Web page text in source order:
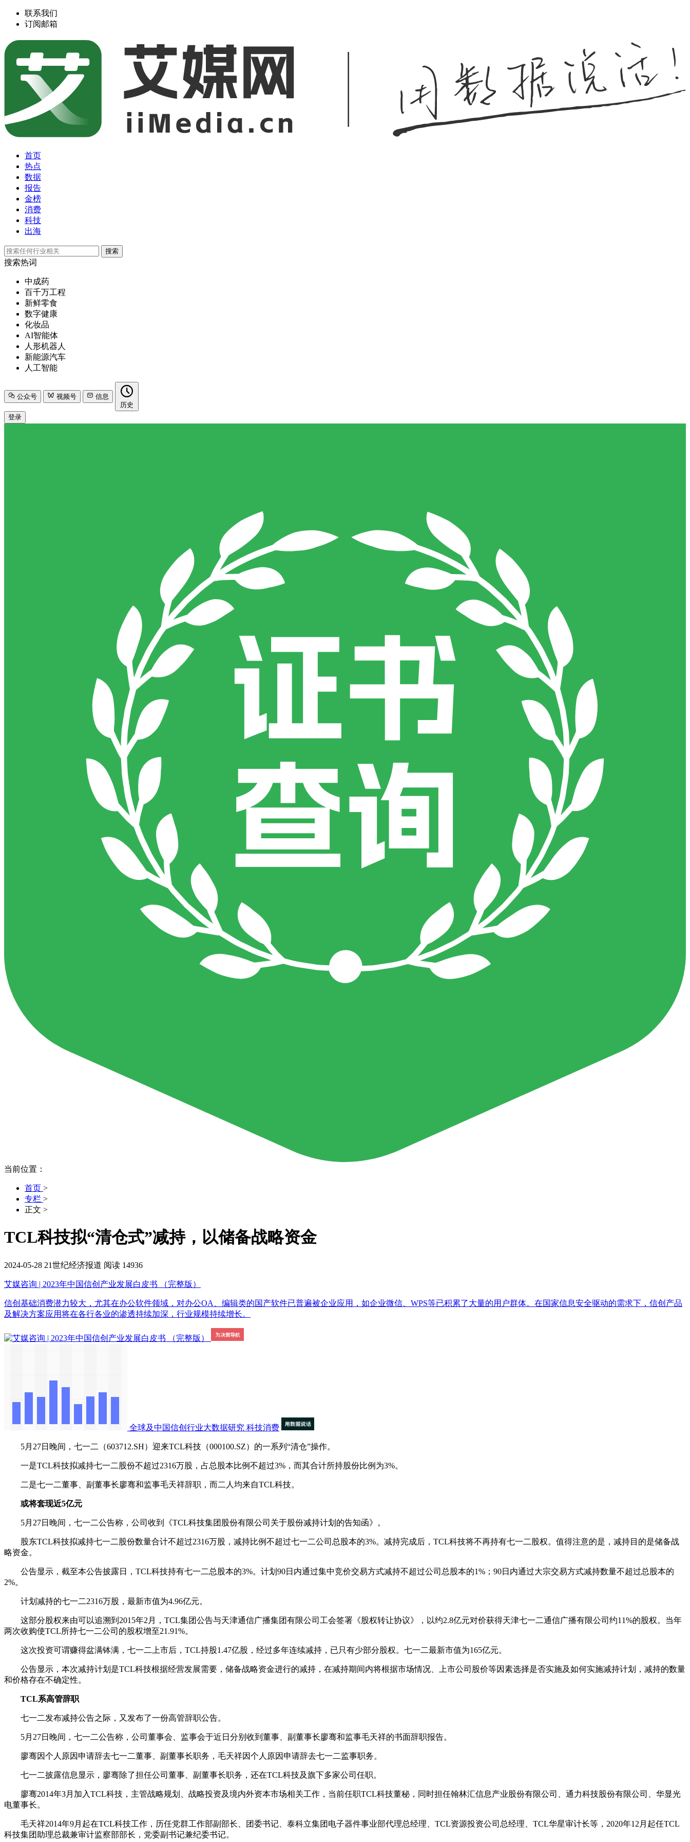
联系我们
订阅邮箱
首页
热点
数据
报告
金榜
消费
科技
出海
搜索
搜索热词
中成药
百千万工程
新鲜零食
数字健康
化妆品
AI智能体
人形机器人
新能源汽车
人工智能
公众号 视频号
信息
历史
登录
当前位置：
首页 >
专栏 >
正文 >
TCL科技拟“清仓式”减持，以储备战略资金
2024-05-28 21世纪经济报道 阅读 14936
艾媒咨询 | 2023年中国信创产业发展白皮书 （完整版）
信创基础消费潜力较大，尤其在办公软件领域，对办公OA、编辑类的国产软件已普遍被企业应用，如企业微信、WPS等已积累了大量的用户群体。在国家信息安全驱动的需求下，信创产品
及解决方案应用将在各行各业的渗透持续加深，行业规模持续增长。
全球及中国信创行业大数据研究 科技消费
5月27日晚间，七一二（603712.SH）迎来TCL科技（000100.SZ）的一系列“清仓”操作。
一是TCL科技拟减持七一二股份不超过2316万股，占总股本比例不超过3%，而其合计所持股份比例为3%。
二是七一二董事、副董事长廖骞和监事毛天祥辞职，而二人均来自TCL科技。
或将套现近5亿元
5月27日晚间，七一二公告称，公司收到《TCL科技集团股份有限公司关于股份减持计划的告知函》。
股东TCL科技拟减持七一二股份数量合计不超过2316万股，减持比例不超过七一二公司总股本的3%。减持完成后，TCL科技将不再持有七一二股权。值得注意的是，减持目的是储备战
略资金。
公告显示，截至本公告披露日，TCL科技持有七一二总股本的3%。计划90日内通过集中竞价交易方式减持不超过公司总股本的1%；90日内通过大宗交易方式减持数量不超过总股本的
2%。
计划减持的七一二2316万股，最新市值为4.96亿元。
这部分股权来由可以追溯到2015年2月，TCL集团公告与天津通信广播集团有限公司工会签署《股权转让协议》，以约2.8亿元对价获得天津七一二通信广播有限公司约11%的股权。当年
两次收购使TCL所持七一二公司的股权增至21.91%。
这次投资可谓赚得盆满钵满，七一二上市后，TCL持股1.47亿股，经过多年连续减持，已只有少部分股权。七一二最新市值为165亿元。
公告显示，本次减持计划是TCL科技根据经营发展需要，储备战略资金进行的减持，在减持期间内将根据市场情况、上市公司股价等因素选择是否实施及如何实施减持计划，减持的数量
和价格存在不确定性。
TCL系高管辞职
七一二发布减持公告之际，又发布了一份高管辞职公告。
5月27日晚间，七一二公告称，公司董事会、监事会于近日分别收到董事、副董事长廖骞和监事毛天祥的书面辞职报告。
廖骞因个人原因申请辞去七一二董事、副董事长职务，毛天祥因个人原因申请辞去七一二监事职务。
七一二披露信息显示，廖骞除了担任公司董事、副董事长职务，还在TCL科技及旗下多家公司任职。
廖骞2014年3月加入TCL科技，主管战略规划、战略投资及境内外资本市场相关工作，当前任职TCL科技董秘，同时担任翰林汇信息产业股份有限公司、通力科技股份有限公司、华显光
电董事长。
毛天祥2014年9月起在TCL科技工作，历任党群工作部副部长、团委书记、泰科立集团电子器件事业部代理总经理、TCL资源投资公司总经理、TCL华星审计长等，2020年12月起任TCL
科技集团助理总裁兼审计监察部部长，党委副书记兼纪委书记。